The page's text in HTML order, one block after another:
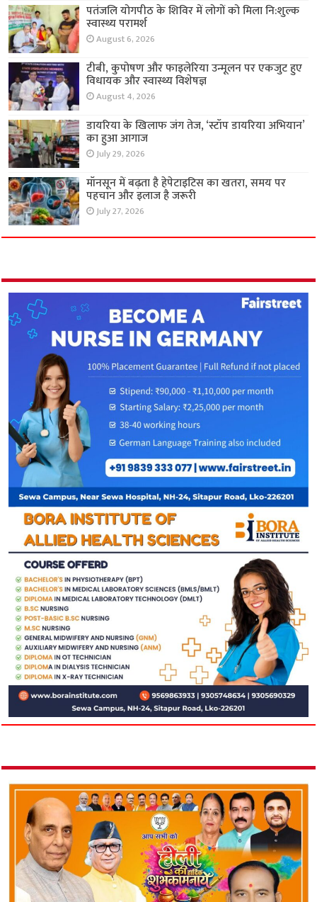
पतंजलि योगपीठ के शिविर में लोगों को मिला नि:शुल्क
स्वास्थ्य परामर्श
August 6, 2026
टीबी, कुपोषण और फाइलेरिया उन्मूलन पर एकजुट हुए
विधायक और स्वास्थ्य विशेषज्ञ
August 4, 2026
डायरिया के खिलाफ जंग तेज, ‘स्टॉप डायरिया अभियान’
का हुआ आगाज
July 29, 2026
मॉनसून में बढ़ता है हेपेटाइटिस का खतरा, समय पर
पहचान और इलाज है जरूरी
July 27, 2026